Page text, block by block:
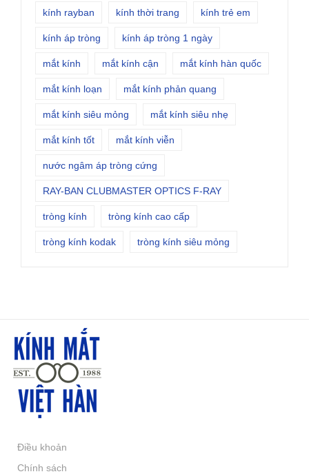
kính rayban kính thời trang kính trẻ em
kính áp tròng kính áp tròng 1 ngày
mắt kính mắt kính cận mắt kính hàn quốc
mắt kính loạn mắt kính phản quang
mắt kính siêu mỏng mắt kính siêu nhẹ
mắt kính tốt mắt kính viễn
nước ngâm áp tròng cứng
RAY-BAN CLUBMASTER OPTICS F-RAY
tròng kính tròng kính cao cấp
tròng kính kodak tròng kính siêu mỏng
Điều khoản
Chính sách